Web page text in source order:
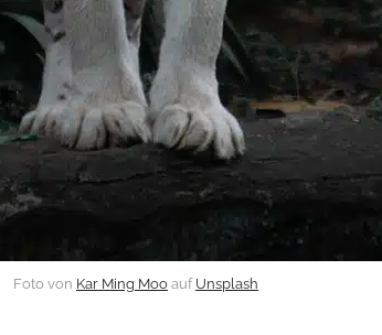
Foto von Kar Ming Mooauf Unsplash